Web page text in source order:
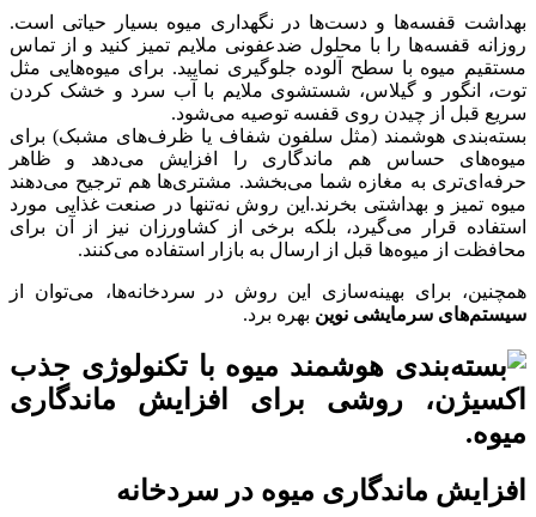
بهداشت قفسه‌ها و دست‌ها در نگهداری میوه بسیار حیاتی است.
روزانه قفسه‌ها را با محلول ضدعفونی ملایم تمیز کنید و از تماس
مستقیم میوه با سطح آلوده جلوگیری نمایید. برای میوه‌هایی مثل
توت، انگور و گیلاس، شستشوی ملایم با آب سرد و خشک کردن
سریع قبل از چیدن روی قفسه توصیه می‌شود.
بسته‌بندی هوشمند (مثل سلفون شفاف یا ظرف‌های مشبک) برای
میوه‌های حساس هم ماندگاری را افزایش می‌دهد و ظاهر
حرفه‌ای‌تری به مغازه شما می‌بخشد. مشتری‌ها هم ترجیح می‌دهند
میوه تمیز و بهداشتی بخرند.این روش نه‌تنها در صنعت غذایی مورد
استفاده قرار می‌گیرد، بلکه برخی از کشاورزان نیز از آن برای
محافظت از میوه‌ها قبل از ارسال به بازار استفاده می‌کنند.
همچنین، برای بهینه‌سازی این روش در سردخانه‌ها، می‌توان از
سیستم‌های سرمایشی نوین بهره برد.
افزایش ماندگاری میوه در سردخانه